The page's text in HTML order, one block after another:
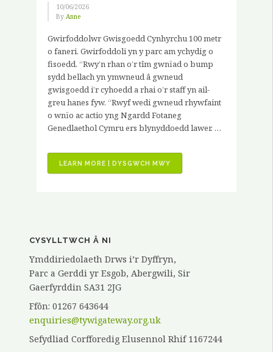
10/06/2026
By Anne
Gwirfoddolwr Gwisgoedd Cynhyrchu 100 metr
o faneri. Gwirfoddoli yn y parc am ychydig o
fisoedd. “Rwy’n rhan o’r tîm gwnïad o bump
sydd bellach yn ymwneud â gwneud
gwisgoedd i’r cyhoedd a rhai o’r staff yn ail-
greu hanes fyw. “Rwyf wedi gwneud rhywfaint
o wnïo ac actio yng Ngardd Fotaneg
Genedlaethol Cymru ers blynyddoedd lawer. …
LEARN MORE | DYSGWCH MWY
GWIRFODDOLWYR
CYSYLLTWCH Â NI
Ymddiriedolaeth Drws i’r Dyffryn,
Parc a Gerddi yr Esgob, Abergwili, Sir
Gaerfyrddin SA31 2JG
Ffôn: 01267 643644
enquiries@tywigateway.org.uk
Sefydliad Corfforedig Elusennol Rhif 1167244